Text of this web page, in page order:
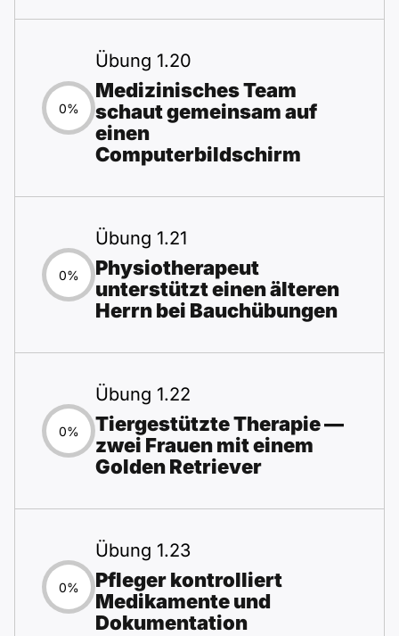
0%
Übung 1.20
Medizinisches Team
schaut gemeinsam auf
einen
Computerbildschirm
0%
Übung 1.21
Physiotherapeut
unterstützt einen älteren
Herrn bei Bauchübungen
0%
Übung 1.22
Tiergestützte Therapie —
zwei Frauen mit einem
Golden Retriever
0%
Übung 1.23
Pfleger kontrolliert
Medikamente und
Dokumentation